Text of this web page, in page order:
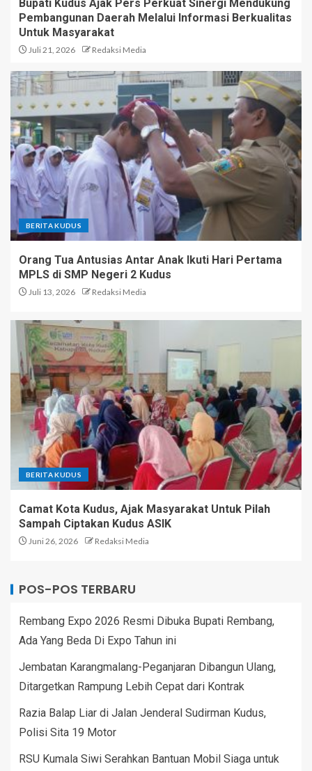
Bupati Kudus Ajak Pers Perkuat Sinergi Mendukung
Pembangunan Daerah Melalui Informasi Berkualitas
Untuk Masyarakat
Juli 21, 2026 Redaksi Media
BERITA KUDUS
Orang Tua Antusias Antar Anak Ikuti Hari Pertama
MPLS di SMP Negeri 2 Kudus
Juli 13, 2026 Redaksi Media
BERITA KUDUS
Camat Kota Kudus, Ajak Masyarakat Untuk Pilah
Sampah Ciptakan Kudus ASIK
Juni 26, 2026 Redaksi Media
POS-POS TERBARU
Rembang Expo 2026 Resmi Dibuka Bupati Rembang,
Ada Yang Beda Di Expo Tahun ini
Jembatan Karangmalang-Peganjaran Dibangun Ulang,
Ditargetkan Rampung Lebih Cepat dari Kontrak
Razia Balap Liar di Jalan Jenderal Sudirman Kudus,
Polisi Sita 19 Motor
RSU Kumala Siwi Serahkan Bantuan Mobil Siaga untuk